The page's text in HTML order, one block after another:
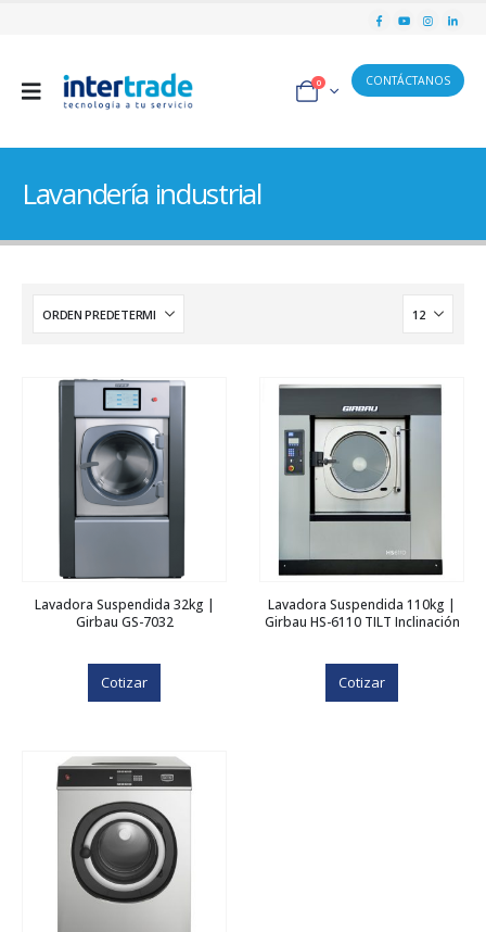
0 CONTÁCTANOS
Lavandería industrial
Lavadora Suspendida 32kg |
Girbau GS-7032
Cotizar
Lavadora Suspendida 110kg |
Girbau HS-6110 TILT Inclinación
Cotizar